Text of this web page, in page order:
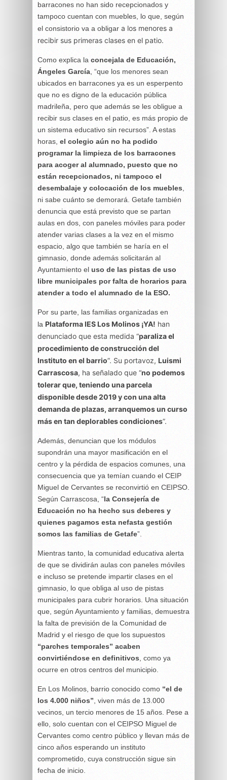
barracones no han sido recepcionados y
tampoco cuentan con muebles, lo que, según
el consistorio va a obligar a los menores a
recibir sus primeras clases en el patio.
Como explica la concejala de Educación,
Ángeles García , “que los menores sean
ubicados en barracones ya es un esperpento
que no es digno de la educación pública
madrileña, pero que además se les obligue a
recibir sus clases en el patio, es más propio de
un sistema educativo sin recursos”. A estas
horas, el colegio aún no ha podido
programar la limpieza de los barracones
para acoger al alumnado, puesto que no
están recepcionados, ni tampoco el
desembalaje y colocación de los muebles
ni sabe cuánto se demorará. Getafe también
denuncia que está previsto que se partan
aulas en dos, con paneles móviles para poder
atender varias clases a la vez en el mismo
espacio, algo que también se haría en el
gimnasio, donde además solicitarán al
Ayuntamiento el uso de las pistas de uso
libre municipales por falta de horarios para
atender a todo el alumnado de la ESO.
Por su parte, las familias organizadas en
la Plataforma IES Los Molinos ¡YA! han
denunciado que esta medida “paraliza el
procedimiento de construcción del
Instituto en el barrio”. Su portavoz, Luismi
Carrascosa, ha señalado que “no podemos
tolerar que, teniendo una parcela
disponible desde 2019 y con una alta
demanda de plazas, arranquemos un curso
más en tan deplorables condiciones”.
Además, denuncian que los módulos
supondrán una mayor masificación en el
centro y la pérdida de espacios comunes, una
consecuencia que ya temían cuando el CEIP
Miguel de Cervantes se reconvirtió en CEIPSO.
Según Carrascosa, “la Consejería de
Educación no ha hecho sus deberes y
quienes pagamos esta nefasta gestión
somos las familias de Getafe”.
Mientras tanto, la comunidad educativa alerta
de que se dividirán aulas con paneles móviles
e incluso se pretende impartir clases en el
gimnasio, lo que obliga al uso de pistas
municipales para cubrir horarios. Una situación
que, según Ayuntamiento y familias, demuestra
la falta de previsión de la Comunidad de
Madrid y el riesgo de que los supuestos
“parches temporales” acaben
convirtiéndose en definitivos , como ya
ocurre en otros centros del municipio.
En Los Molinos, barrio conocido como “el de
los 4.000 niños” , viven más de 13.000
vecinos, un tercio menores de 15 años. Pese a
ello, solo cuentan con el CEIPSO Miguel de
Cervantes como centro público y llevan más de
cinco años esperando un instituto
comprometido, cuya construcción sigue sin
fecha de inicio.